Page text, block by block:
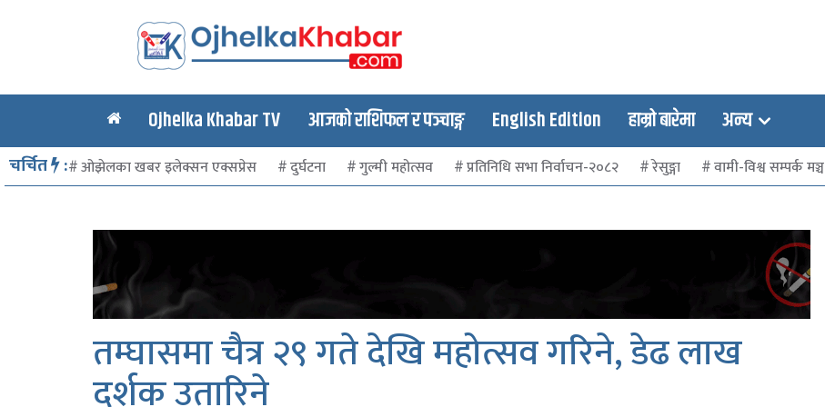
Ojhelka Khabar TV आजको राशिफल र पञ्चाङ्ग English Edition हाम्रो बारेमा अन्य
चर्चित : ओझेलका खबर इलेक्सन एक्सप्रेस दुर्घटना गुल्मी महोत्सव प्रतिनिधि सभा निर्वाचन-२०८२ रेसुङ्गा वामी-विश्व सम्पर्क मञ्च
तम्घासमा चैत्र २९ गते देखि महोत्सव गरिने, डेढ लाख
दर्शक उतारिने